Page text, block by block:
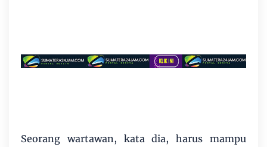
Seorang wartawan, kata dia, harus mampu